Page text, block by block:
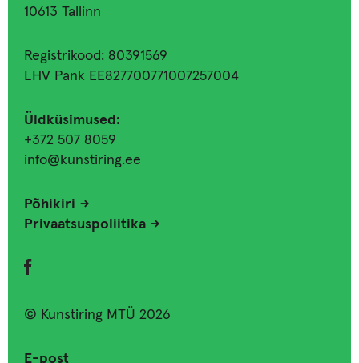
10613 Tallinn
Registrikood: 80391569
LHV Pank EE827700771007257004
Üldküsimused:
+372 507 8059
info@kunstiring.ee
Põhikiri
Privaatsuspoliitika
© Kunstiring MTÜ 2026
E-post